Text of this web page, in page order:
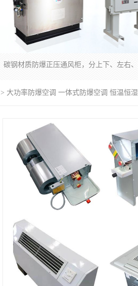
> 大功率防爆空调 一体式防爆空调 恒温恒湿